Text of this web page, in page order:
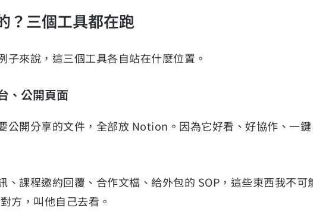
？三個工具都在跑
子來說，這三個工具各自站在什麼位置。
、公開頁面
公開分享的文件，全部放 Notion。因為它好看、好協作、一鍵
、課程邀約回覆、合作文檔、給外包的 SOP，這些東西我不可
方，叫他自己去看。